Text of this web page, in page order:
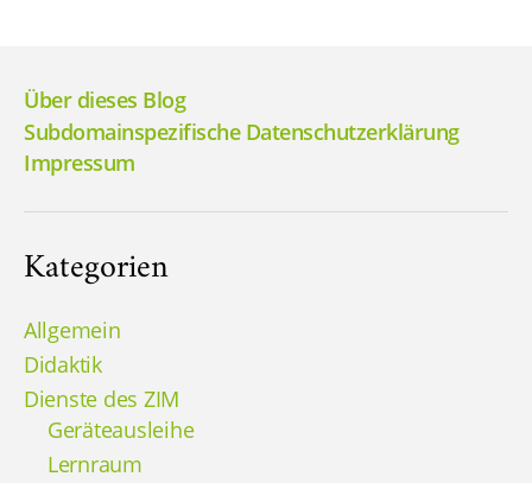
Über dieses Blog
Subdomainspezifische Datenschutzerklärung
Impressum
Kategorien
Allgemein
Didaktik
Dienste des ZIM
Geräteausleihe
Lernraum